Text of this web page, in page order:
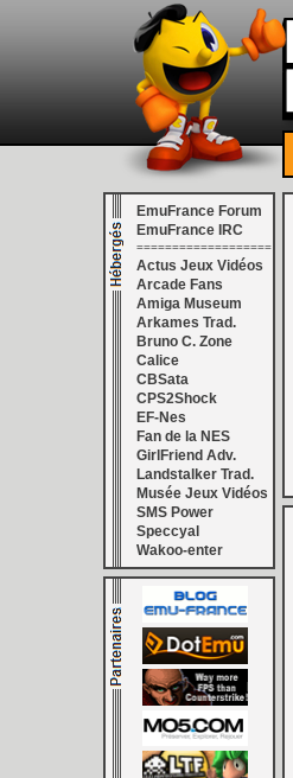
EmuFrance Forum
EmuFrance IRC
===================
Actus Jeux Vidéos
Arcade Fans
Amiga Museum
Arkames Trad.
Bruno C. Zone
Calice
CBSata
CPS2Shock
EF-Nes
Fan de la NES
GirlFriend Adv.
Landstalker Trad.
Musée Jeux Vidéos
SMS Power
Speccyal
Wakoo-enter